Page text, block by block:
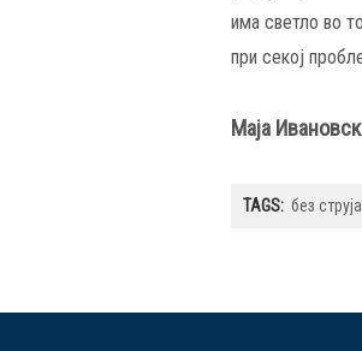
има светло во
при секој
Маја
TAGS: без